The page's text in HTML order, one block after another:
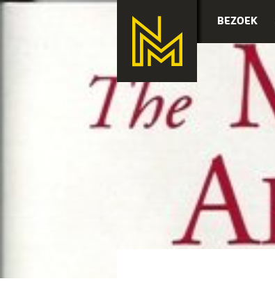
BEZOEK